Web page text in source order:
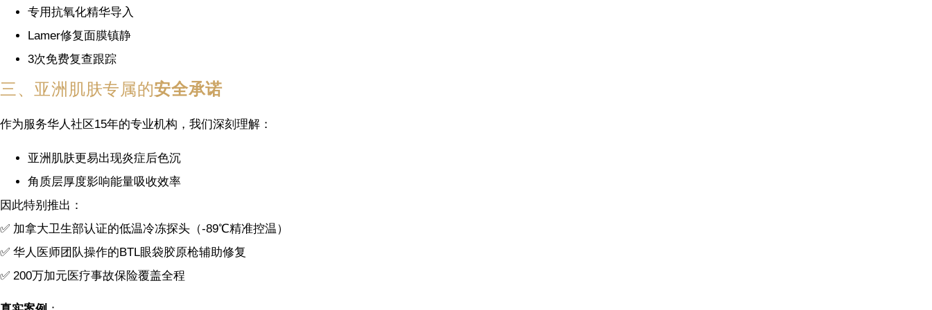
专用抗氧化精华导入
Lamer修复面膜镇静
3次免费复查跟踪
三、亚洲肌肤专属的安全承诺
作为服务华人社区15年的专业机构，我们深刻理解：
亚洲肌肤更易出现炎症后色沉
角质层厚度影响能量吸收效率
因此特别推出：
✅ 加拿大卫生部认证的低温冷冻探头（-89℃精准控温）
✅ 华人医师团队操作的BTL眼袋胶原枪辅助修复
✅ 200万加元医疗事故保险覆盖全程